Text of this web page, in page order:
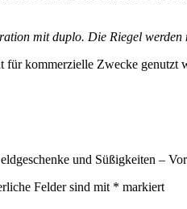
mit duplo. Die Riegel
für kommerzielle Zwecke genutzt
und Süßigkeiten –
Felder sind mit * markiert